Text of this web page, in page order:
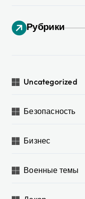
Рубрики
Uncategorized
Безопасность
Бизнес
Военные темы